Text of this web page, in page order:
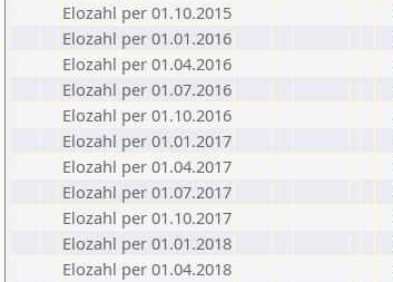
Elozahl per 01.10.2015
Elozahl per 01.01.2016
Elozahl per 01.04.2016
Elozahl per 01.07.2016
Elozahl per 01.10.2016
Elozahl per 01.01.2017
Elozahl per 01.04.2017
Elozahl per 01.07.2017
Elozahl per 01.10.2017
Elozahl per 01.01.2018
Elozahl per 01.04.2018